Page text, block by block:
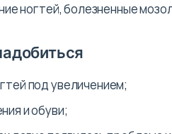
ногтей, болезненные
под увеличением;
и обуви;